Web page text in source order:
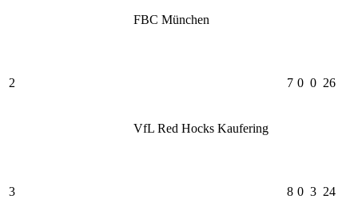
FBC München
2
VfL Red Hocks Kaufering
7 0 0 26
3 8 0 3 24